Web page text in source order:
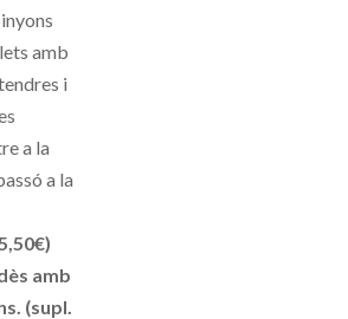
amb
i
a la
a la
amb
(supl.